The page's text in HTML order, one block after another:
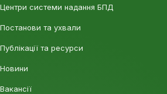
Центри системи надання БПД
Постанови та ухвали
Публікації та ресурси
Новини
Вакансії